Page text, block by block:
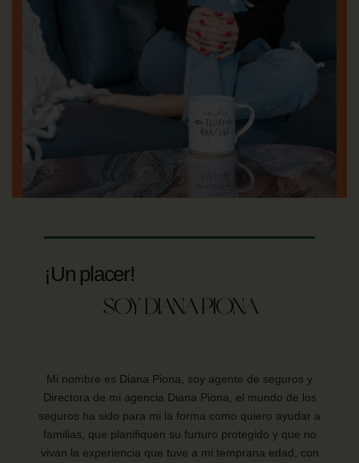
¡Un placer!
SOY DIANA PIONA
Mi nombre es Diana Piona, soy agente de seguros y
Directora de mi agencia Diana Piona, el mundo de los
seguros ha sido para mi la forma como quiero ayudar a
familias, que planifiquen su furturo protegido y que no
vivan la experiencia que tuve a mi temprana edad, con